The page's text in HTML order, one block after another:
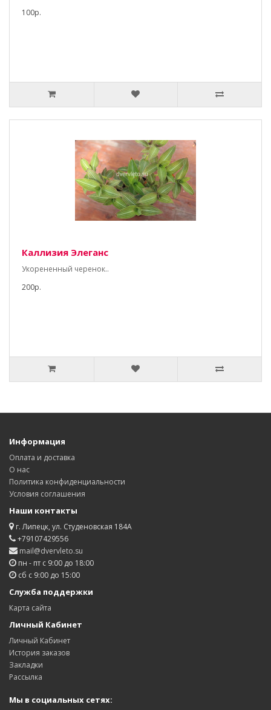
100р.
Каллизия Элеганс
Укорененный черенок..
200р.
Информация
Оплата и доставка
О нас
Политика конфиденциальности
Условия соглашения
Наши контакты
г. Липецк, ул. Студеновская 184А
+79107429556
mail@dvervleto.su
пн - пт с 9:00 до 18:00
сб с 9:00 до 15:00
Служба поддержки
Карта сайта
Личный Кабинет
Личный Кабинет
История заказов
Закладки
Рассылка
Мы в социальных сетях: